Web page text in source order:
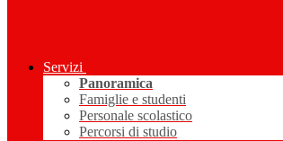
Servizi
Panoramica
Famiglie e studenti
Personale scolastico
Percorsi di studio